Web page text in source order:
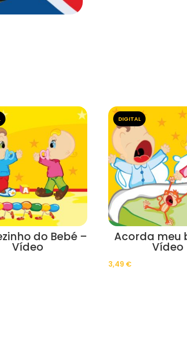
do Bebé –
Vídeo
DIGITAL
Acorda meu
Vídeo
3,49 €